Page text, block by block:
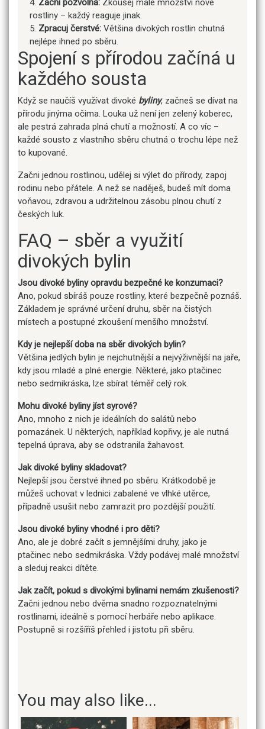
Začni pozvolna: Zkoušej malé množství nové
rostliny – každý reaguje jinak.
Zpracuj čerstvé: Většina divokých rostlin chutná
nejlépe ihned po sběru.
Spojení s přírodou začíná u
každého sousta
Když se naučíš využívat divoké byliny, začneš se dívat na
přírodu jinýma očima. Louka už není jen zelený koberec,
ale pestrá zahrada plná chutí a možností. A co víc –
každé sousto z vlastního sběru chutná o trochu lépe než
to kupované.
Začni jednou rostlinou, udělej si výlet do přírody, zapoj
rodinu nebo přátele. A než se naděješ, budeš mít doma
voňavou, zdravou a udržitelnou zásobu plnou chutí z
českých luk.
FAQ – sběr a využití
divokých bylin
Jsou divoké byliny opravdu bezpečné ke konzumaci?
Ano, pokud sbíráš pouze rostliny, které bezpečně poznáš.
Základem je správné určení druhu, sběr na čistých
místech a postupné zkoušení menšího množství.
Kdy je nejlepší doba na sběr divokých bylin?
Většina jedlých bylin je nejchutnější a nejvýživnější na jaře,
kdy jsou mladé a plné energie. Některé, jako ptačinec
nebo sedmikráska, lze sbírat téměř celý rok.
Mohu divoké byliny jíst syrové?
Ano, mnoho z nich je ideálních do salátů nebo
pomazánek. U některých, například kopřivy, je ale nutná
tepelná úprava, aby se odstranila žahavost.
Jak divoké byliny skladovat?
Nejlepší jsou čerstvé ihned po sběru. Krátkodobě je
můžeš uchovat v lednici zabalené ve vlhké utěrce,
případně usušit nebo zamrazit pro pozdější použití.
Jsou divoké byliny vhodné i pro děti?
Ano, ale je dobré začít s jemnějšími druhy, jako je
ptačinec nebo sedmikráska. Vždy podávej malé množství
a sleduj reakci dítěte.
Jak začít, pokud s divokými bylinami nemám zkušenosti?
Začni jednou nebo dvěma snadno rozpoznatelnými
rostlinami, ideálně s pomocí herbáře nebo aplikace.
Postupně si rozšíříš přehled i jistotu při sběru.
You may also like...